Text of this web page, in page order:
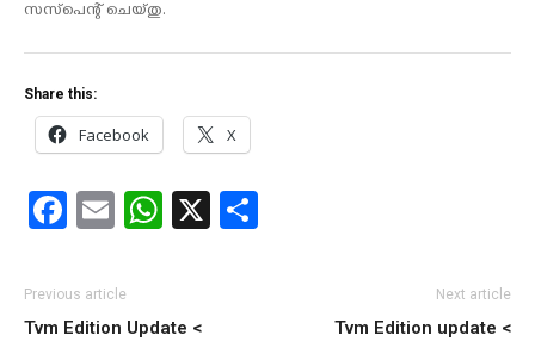
സസ്‌പെന്റ് ചെയ്തു.
Share this:
Facebook X
Facebook
EmailWhatsApp
X
Previous article
Tvm Edition Update <
Next article
Tvm Edition update <